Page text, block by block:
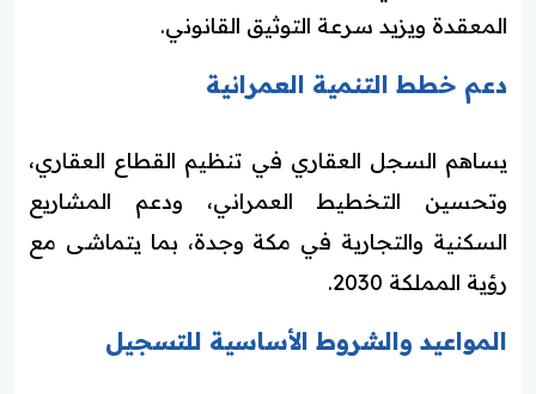
المعقدة ويزيد سرعة التوثيق القانوني.
دعم خطط التنمية العمرانية
يساهم السجل العقاري في تنظيم القطاع العقاري،
وتحسين التخطيط العمراني، ودعم المشاريع
السكنية والتجارية في مكة وجدة، بما يتماشى مع
رؤية المملكة 2030.
المواعيد والشروط الأساسية للتسجيل